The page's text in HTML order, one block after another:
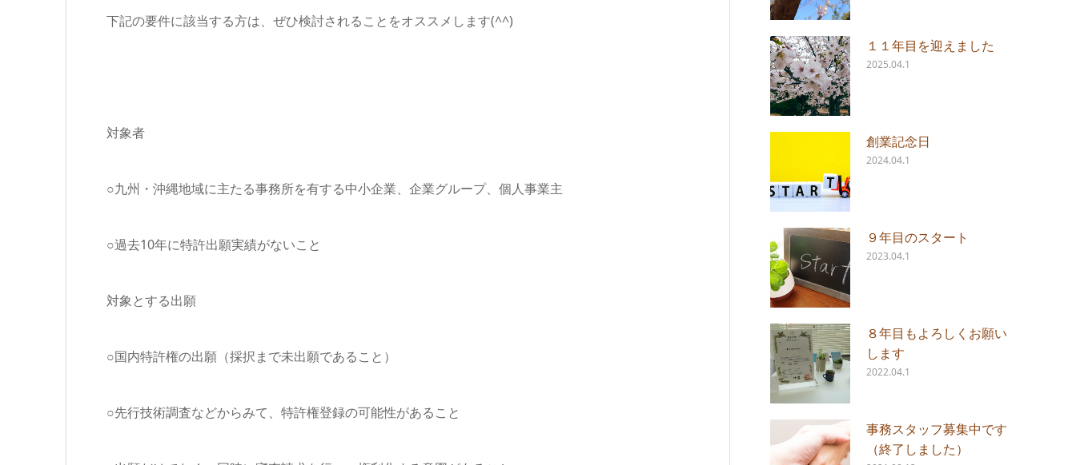
下記の要件に該当する方は、ぜひ検討されることをオススメします(^^)
対象者
○九州・沖縄地域に主たる事務所を有する中小企業、企業グループ、個人事業主
○過去10年に特許出願実績がないこと
対象とする出願
○国内特許権の出願（採択まで未出願であること）
○先行技術調査などからみて、特許権登録の可能性があること
１１年目を迎えました
2025.04.1
創業記念日
2024.04.1
９年目のスタート
2023.04.1
８年目もよろしくお願い
します
2022.04.1
事務スタッフ募集中です
（終了しました）